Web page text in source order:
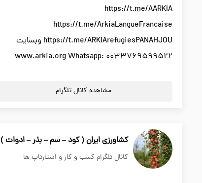
https://t.me/AARKIA
https://t.me/ArkiaLangueFrancaise
https://t.me/ARKIArefugiesPANAHJOU وبسایت
www.arkia.org Whatsapp: 0033769599522
مشاهده کانال تلگرام
کشاورزی ایران ( کود – سم – بذر – ادوات )
کانال تلگرام کسب و کار و استارتاپ ها